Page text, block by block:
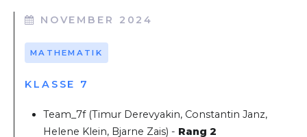
NOVEMBER 2024
MATHEMATIK
KLASSE 7
Team_7f (Timur Derevyakin, Constantin Janz,
Helene Klein, Bjarne Zais) - Rang 2